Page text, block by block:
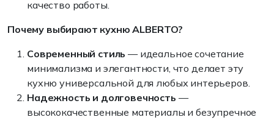
качество работы.
Почему выбирают кухню ALBERTO?
Современный стиль — идеальное сочетание
минимализма и элегантности, что делает эту
кухню универсальной для любых интерьеров.
Надежность и долговечность —
высококачественные материалы и безупречное